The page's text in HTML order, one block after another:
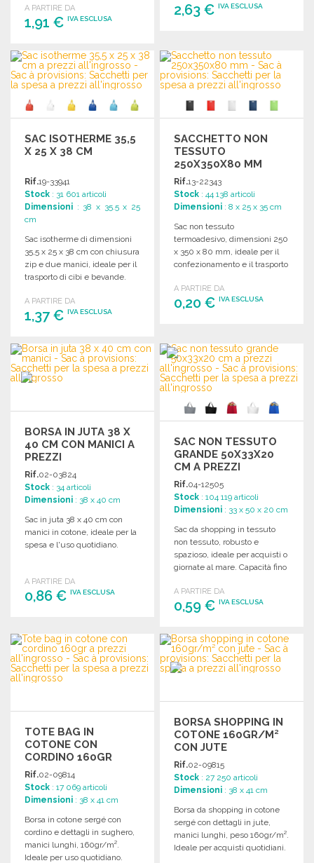
A PARTIRE DA
1,91 € IVA ESCLUSA
ORDINARE
Richiedi un preventivo
2,63 €IVA ESCLUSA
Richiedi un preventivo
SAC ISOTHERME 35,5
X 25 X 38 CM
Rif.19-33941
Stock : 31 601 articoli
Dimensioni : 38 x 35.5 x 25
cm
Sac isotherme di dimensioni
35,5 x 25 x 38 cm con chiusura
zip e due manici, ideale per il
trasporto di cibi e bevande.
A PARTIRE DA
1,37 € IVA ESCLUSA
ORDINARE
Richiedi un preventivo
SACCHETTO NON
TESSUTO
250X350X80 MM
Rif.13-22343
Stock : 44 138 articoli
Dimensioni : 8 x 25 x 35 cm
Sac non tessuto
termoadesivo, dimensioni 250
x 350 x 80 mm, ideale per il
confezionamento e il trasporto
A PARTIRE DA
0,20 €IVA ESCLUSA
Richiedi un preventivo
BORSA IN JUTA 38 X
40 CM CON MANICI A
PREZZI
ALL'INGROSSO
Rif.02-03824
Stock : 34 articoli
Dimensioni : 38 x 40 cm
Sac in juta 38 x 40 cm con
manici in cotone, ideale per la
spesa e l'uso quotidiano.
A PARTIRE DA
0,86 € IVA ESCLUSA
Richiedi un preventivo
SAC NON TESSUTO
GRANDE 50X33X20
CM A PREZZI
ALL'INGROSSO
Rif.04-12505
Stock : 104 119 articoli
Dimensioni : 33 x 50 x 20 cm
Sac da shopping in tessuto
non tessuto, robusto e
spazioso, ideale per acquisti o
giornate al mare. Capacità fino
A PARTIRE DA
0,59 €IVA ESCLUSA
ORDINARE
Richiedi un preventivo
TOTE BAG IN
COTONE CON
CORDINO 160GR
Rif.02-09814
Stock : 17 069 articoli
Dimensioni : 38 x 41 cm
Borsa in cotone sergé con
cordino e dettagli in sughero,
manici lunghi, 160gr/m².
Ideale per uso quotidiano.
BORSA SHOPPING IN
COTONE 160GR/M²
CON JUTE
Rif.02-09815
Stock : 27 250 articoli
Dimensioni : 38 x 41 cm
Borsa da shopping in cotone
sergé con dettagli in jute,
manici lunghi, peso 160gr/m².
Ideale per acquisti quotidiani.